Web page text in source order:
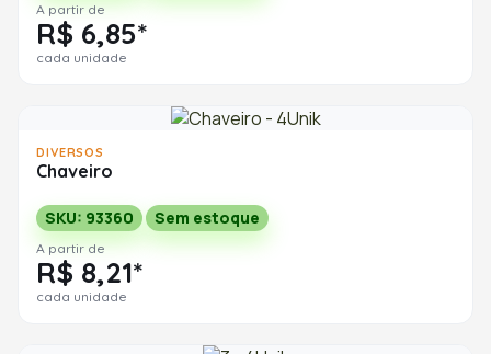
A partir de
R$ 6,85*
cada unidade
DIVERSOS
Chaveiro
SKU: 93360 Sem estoque
A partir de
R$ 8,21*
cada unidade